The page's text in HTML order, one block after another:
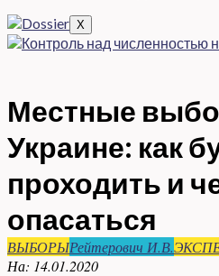
X
Местные
Украине: как
проходить и
опасаться
ВЫБОРЫРейтерович И.В.
На: 14.01.2020